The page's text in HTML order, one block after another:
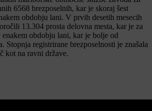
6568 brezposelnih, kar je skoraj šest
obdobju lani. V prvih desetih mesecih
13.304 prosta delovna mesta, kar je za
obdobju lani, kar je bolje od
Stopnja registrirane brezposelnosti je znašala
kot na ravni države.